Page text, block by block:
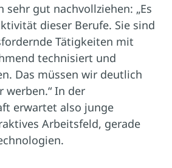
sehr gut nachvollziehen: „Es
dieser Berufe. Sie sind
Tätigkeiten mit
technisiert und
Das müssen wir deutlich
werben.“ In der
erwartet also junge
Arbeitsfeld, gerade